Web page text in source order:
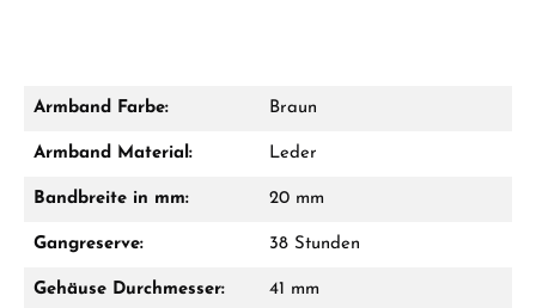
Damon Reiners
Armband Farbe: Braun
Armband Material: Leder
Bandbreite in mm: 20 mm
Gangreserve: 38 Stunden
Gehäuse Durchmesser: 41 mm